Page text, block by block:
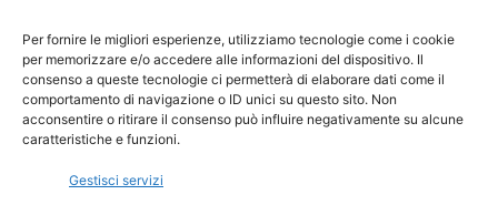
Per fornire le migliori esperienze, utilizziamo tecnologie come i cookie
per memorizzare e/o accedere alle informazioni del dispositivo. Il
consenso a queste tecnologie ci permetterà di elaborare dati come il
comportamento di navigazione o ID unici su questo sito. Non
acconsentire o ritirare il consenso può influire negativamente su alcune
caratteristiche e funzioni.
Gestisci servizi